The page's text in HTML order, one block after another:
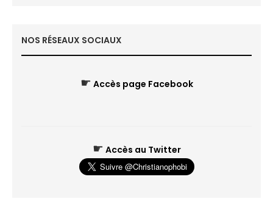
NOS RÉSEAUX SOCIAUX
☛ Accès page Facebook
☛ Accès au Twitter